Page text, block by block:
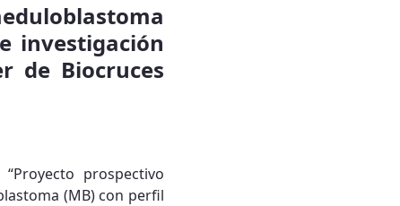
investigación
de Biocruces
prospectivo
(MB) con perfil